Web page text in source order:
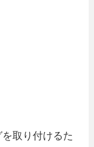
取り付けるた